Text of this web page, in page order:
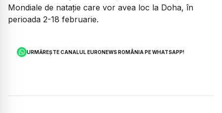
Mondiale de nataţie care vor avea loc la Doha, în
perioada 2-18 februarie.
URMĂREȘTE CANALUL EURONEWS ROMÂNIA PE WHATSAPP!